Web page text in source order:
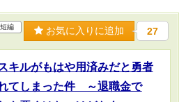
短編 お気に入りに追加 27
キルがもはや用済みだと勇者
てしまった件 ～退職金で